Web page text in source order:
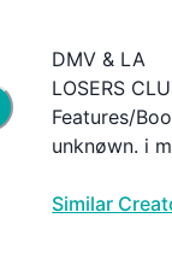
DMV & LA
LOSERS
Features/
unknøwn. i
Similar